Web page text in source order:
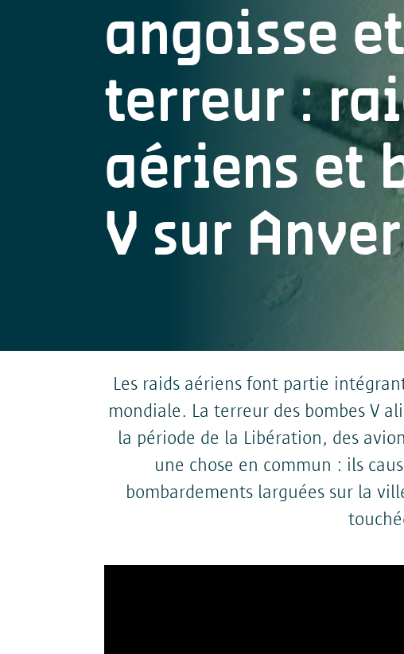
angoisse et
terreur :
aériens et
V sur
Les raids aériens font partie
mondiale. La terreur des bombes V
la période de la Libération, des
une chose en commun : ils
bombardements larguées sur la
Pour quelles raisons utilisons-nous vos
données personelles?
Transfert à d'autres parties
Période de conservation
Vos droits